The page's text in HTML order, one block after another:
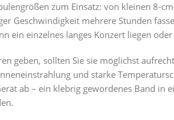
zum Einsatz: von kleinen 8-
Geschwindigkeit mehrere Stunden
ein einzelnes langes Konzert liegen
geben, sollten Sie sie möglichst
und starke
ab – ein klebrig gewordenes Band in